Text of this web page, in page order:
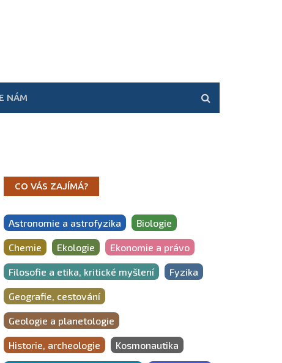
NÁM
CO VÁS ZAJÍMÁ?
Astronomie a astrofyzika Biologie
Chemie Ekologie Ekonomie a právo
Filosofie a etika, kritické myšlení Fyzika
Geografie, cestování
Geologie a planetologie
Historie, archeologie Kosmonautika